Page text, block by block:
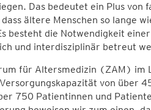
Das bedeutet ein Plus von
ältere Menschen so lange
besteht die Notwendigkeit
und interdisziplinär betreut
für Altersmedizin (ZAM) im
von über
750 Patientinnen und